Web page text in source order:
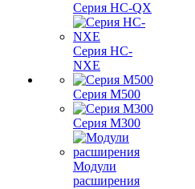
Серия HC-QX
Серия HC-
NXE
Серия M500
Серия M300
Модули
расширения